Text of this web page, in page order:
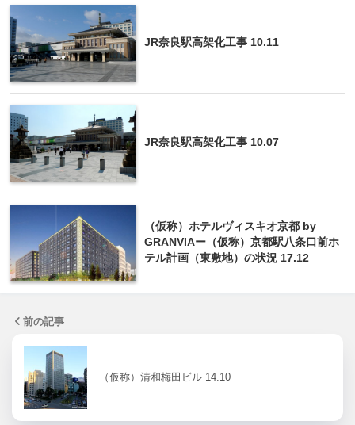
JR奈良駅高架化工事 10.11
JR奈良駅高架化工事 10.07
（仮称）ホテルヴィスキオ京都 by
GRANVIAー（仮称）京都駅八条口前ホ
テル計画（東敷地）の状況 17.12
前の記事
（仮称）清和梅田ビル 14.10